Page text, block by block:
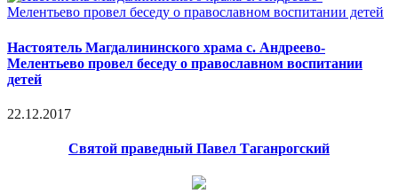
Настоятель Магдалининского храма с. Андреево-
Мелентьево провел беседу о православном воспитании
детей
22.12.2017
Святой праведный Павел Таганрогский